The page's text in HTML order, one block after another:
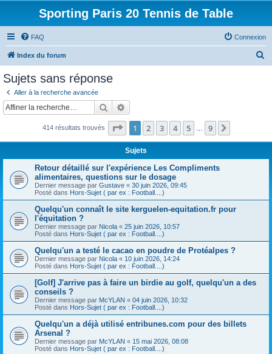
Sporting Paris 20 Tennis de Table
FAQ Connexion
Index du forum
c
Sujets sans réponse
Aller à la recherche avancée
Rechercher
414 résultats trouvés Page 1sur9
1 2 3 4 5 9
Sujets
Retour détaillé sur l'expérience Les Compliments
alimentaires, questions sur le dosage
Dernier message par Gustave « 30 juin 2026, 09:45
Posté dans Hors-Sujet ( par ex : Football....)
Quelqu'un connaît le site kerguelen-equitation.fr pour
l'équitation ?
Dernier message par Nicola « 25 juin 2026, 10:57
Posté dans Hors-Sujet ( par ex : Football....)
Quelqu'un a testé le cacao en poudre de Protéalpes ?
Dernier message par Nicola « 10 juin 2026, 14:24
Posté dans Hors-Sujet ( par ex : Football....)
[Golf] J'arrive pas à faire un birdie au golf, quelqu'un a des
conseils ?
Dernier message par McYLAN « 04 juin 2026, 10:32
Posté dans Hors-Sujet ( par ex : Football....)
Quelqu'un a déjà utilisé entribunes.com pour des billets
Arsenal ?
Dernier message par McYLAN « 15 mai 2026, 08:08
Posté dans Hors-Sujet ( par ex : Football....)